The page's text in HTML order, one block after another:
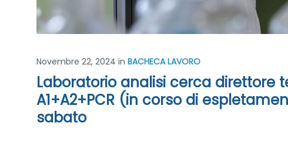
Novembre 22, 2024 in BACHECA LAVORO
Laboratorio analisi cerca direttore
A1+A2+PCR (in corso di
sabato